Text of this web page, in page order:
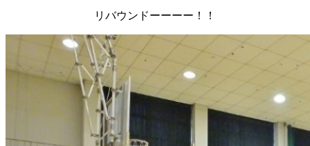
リバウンドーーーー！！